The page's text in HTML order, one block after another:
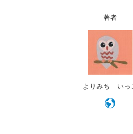
著者
よりみち いっ